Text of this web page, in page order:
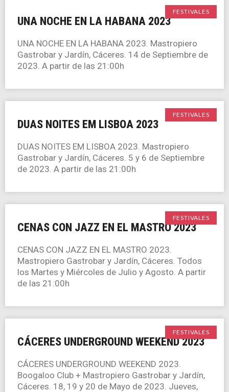
FESTIVALES
UNA NOCHE EN LA HABANA 2023
UNA NOCHE EN LA HABANA 2023. Mastropiero
Gastrobar y Jardín, Cáceres. 14 de Septiembre de
2023. A partir de las 21:00h
FESTIVALES
DUAS NOITES EM LISBOA 2023
DUAS NOITES EM LISBOA 2023. Mastropiero
Gastrobar y Jardín, Cáceres. 5 y 6 de Septiembre
de 2023. A partir de las 21:00h
FESTIVALES
CENAS CON JAZZ EN EL MASTRO 2023
CENAS CON JAZZ EN EL MASTRO 2023.
Mastropiero Gastrobar y Jardín, Cáceres. Todos
los Martes y Miércoles de Julio y Agosto. A partir
de las 21:00h
FESTIVALES
CÁCERES UNDERGROUND WEEKEND 2023
CÁCERES UNDERGROUND WEEKEND 2023.
Boogaloo Club + Mastropiero Gastrobar y Jardín,
Cáceres. 18, 19 y 20 de Mayo de 2023. Jueves,